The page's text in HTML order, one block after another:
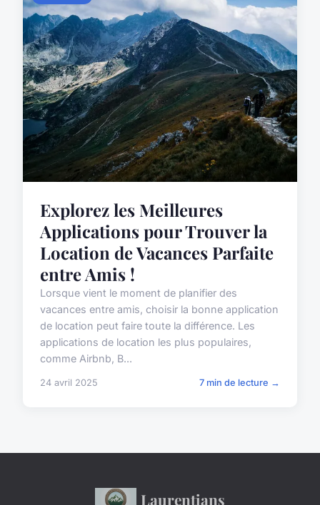
Explorez les Meilleures
Applications pour Trouver la
Location de Vacances Parfaite
entre Amis !
Lorsque vient le moment de planifier des
vacances entre amis, choisir la bonne application
de location peut faire toute la différence. Les
applications de location les plus populaires,
comme Airbnb, B...
24 avril 2025 7 min de lecture →
Laurentians